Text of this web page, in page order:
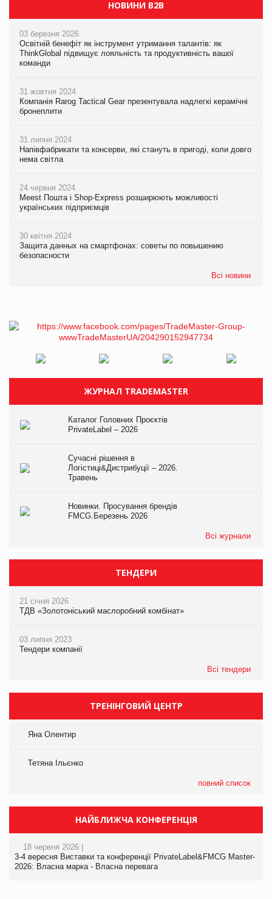
НОВИНИ B2B
03 березня 2026
Освітній бенефіт як інструмент утримання талантів: як
ThinkGlobal підвищує лояльність та продуктивність вашої
команди
31 жовтня 2024
Компанія Rarog Tactical Gear презентувала надлегкі керамічні
бронеплити
31 липня 2024
Напівфабрикати та консерви, які стануть в пригоді, коли довго
нема світла
24 червня 2024
Meest Пошта і Shop-Express розширюють можливості
українських підприємців
30 квітня 2024
Защита данных на смартфонах: советы по повышению
безопасности
Всі новини
ЖУРНАЛ TRADEMASTER
Каталог Головних Проєктів
PrivateLabel – 2026
Сучасні рішення в
Логістиці&Дистрибуції – 2026.
Травень
Новинки. Просування брендів
FMCG.Березень 2026
Всі журнали
ТЕНДЕРИ
21 січня 2026
ТДВ «Золотоніський маслоробний комбінат»
03 липня 2023
Тендери компанії
Всі тендери
ТРЕНІНГОВИЙ ЦЕНТР
Яна Олентир
Тетяна Ільєнко
повний список
НАЙБЛИЖЧА КОНФЕРЕНЦІЯ
18 червня 2026 |
3-4 вересня Виставки та конференції PrivateLabel&FMCG Master-
2026: Власна марка - Власна перевага